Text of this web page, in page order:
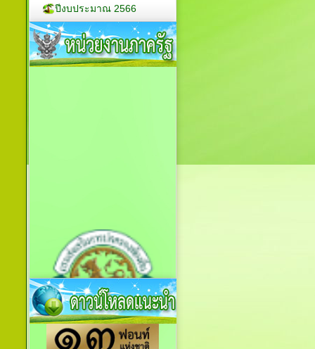
ปีงบประมาณ 2566